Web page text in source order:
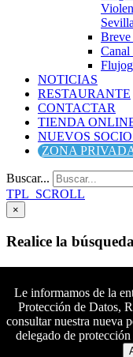
Sevilla
Breve
Canal
NOTICIAS
RESTAURANTE
CONTACTAR
TIENDA
NUEVOS
ZONA
Buscar...
TPL_SCROLL
×
Realice la búsqueda
Síguenos en
Síguenos en
Síguenos en
Le informamos de la
Protección de Datos,
consultar nuestra nueva
delegado de protección